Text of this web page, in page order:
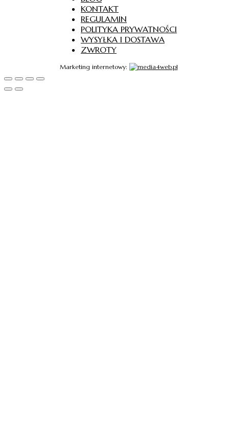
KONTAKT
REGULAMIN
POLITYKA PRYWATNOŚCI
WYSYŁKA I DOSTAWA
ZWROTY
Marketing internetowy: